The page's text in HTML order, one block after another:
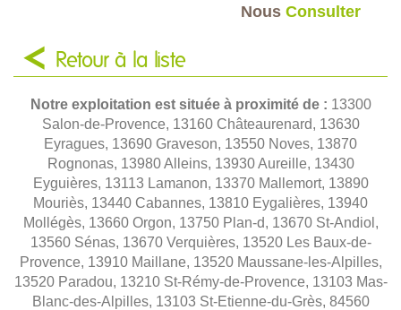
Nous Consulter
Retour à la liste
Notre exploitation est située à proximité de : 13300
Salon-de-Provence, 13160 Châteaurenard, 13630
Eyragues, 13690 Graveson, 13550 Noves, 13870
Rognonas, 13980 Alleins, 13930 Aureille, 13430
Eyguières, 13113 Lamanon, 13370 Mallemort, 13890
Mouriès, 13440 Cabannes, 13810 Eygalières, 13940
Mollégès, 13660 Orgon, 13750 Plan-d, 13670 St-Andiol,
13560 Sénas, 13670 Verquières, 13520 Les Baux-de-
Provence, 13910 Maillane, 13520 Maussane-les-Alpilles,
13520 Paradou, 13210 St-Rémy-de-Provence, 13103 Mas-
Blanc-des-Alpilles, 13103 St-Etienne-du-Grès, 84560